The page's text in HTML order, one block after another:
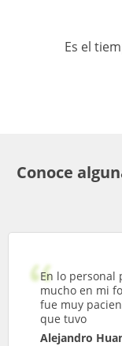
Es el
Conoce
En lo personal
mucho en mi
fue muy
que tuvo
Alejandro